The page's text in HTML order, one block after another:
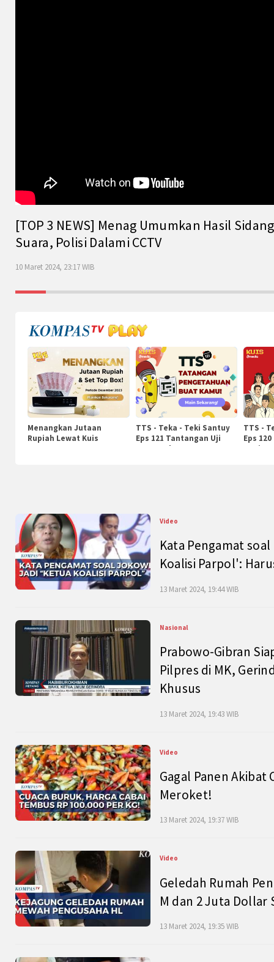
[TOP 3 NEWS] Menag Umumkan Hasil
Suara, Polisi Dalami CCTV
10 Maret 2024, 23:17 WIB
Menangkan Jutaan
Rupiah Lewat Kuis
TTS - Teka - Teki Santuy
Eps 121 Tantangan Uji
Pengetahuan
TTS -
Eps
Video
Kata Pengamat
Koalisi Parpol':
13 Maret 2024, 19:44 WIB
Nasional
Prabowo-Gibran
Pilpres di MK,
Khusus
13 Maret 2024, 19:43 WIB
Video
Gagal Panen Akibat
Meroket!
13 Maret 2024, 19:37 WIB
Video
Geledah Rumah
M dan 2 Juta Dollar
13 Maret 2024, 19:35 WIB